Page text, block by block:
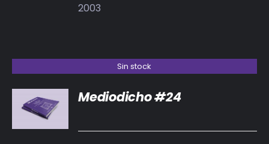
2003
Sin stock
DETALLES
Mediodicho #24